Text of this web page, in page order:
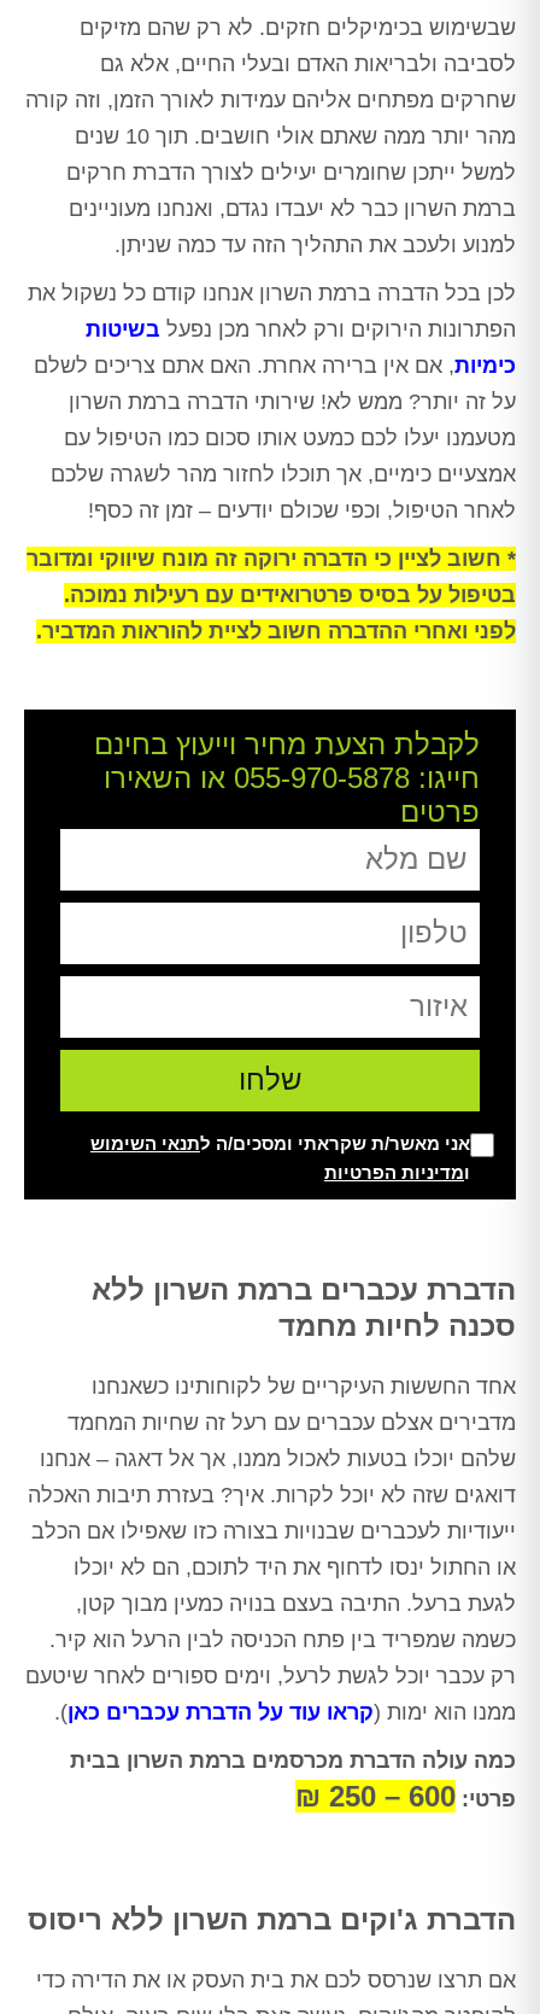
שבשימוש בכימיקלים חזקים. לא רק שהם מזיקים
לסביבה ולבריאות האדם ובעלי החיים, אלא גם
שחרקים מפתחים אליהם עמידות לאורך הזמן, וזה קורה
מהר יותר ממה שאתם אולי חושבים. תוך 10 שנים
למשל ייתכן שחומרים יעילים לצורך הדברת חרקים
ברמת השרון כבר לא יעבדו נגדם, ואנחנו מעוניינים
למנוע ולעכב את התהליך הזה עד כמה שניתן.
לכן בכל הדברה ברמת השרון אנחנו קודם כל נשקול את
הפתרונות הירוקים ורק לאחר מכן נפעל בשיטות
כימיות, אם אין ברירה אחרת. האם אתם צריכים לשלם
על זה יותר? ממש לא! שירותי הדברה ברמת השרון
מטעמנו יעלו לכם כמעט אותו סכום כמו הטיפול עם
אמצעיים כימיים, אך תוכלו לחזור מהר לשגרה שלכם
לאחר הטיפול, וכפי שכולם יודעים – זמן זה כסף!
* חשוב לציין כי הדברה ירוקה זה מונח שיווקי ומדובר
בטיפול על בסיס פרטרואידים עם רעילות נמוכה.
לפני ואחרי ההדברה חשוב לציית להוראות המדביר.
לקבלת הצעת מחיר וייעוץ בחינם
חייגו: 055-970-5878 או השאירו
פרטים
אני מאשר/ת שקראתי ומסכים/ה לתנאי השימוש
ומדיניות הפרטיות
הדברת עכברים ברמת השרון ללא
סכנה לחיות מחמד
אחד החששות העיקריים של לקוחותינו כשאנחנו
מדבירים אצלם עכברים עם רעל זה שחיות המחמד
שלהם יוכלו בטעות לאכול ממנו, אך אל דאגה – אנחנו
דואגים שזה לא יוכל לקרות. איך? בעזרת תיבות האכלה
ייעודיות לעכברים שבנויות בצורה כזו שאפילו אם הכלב
או החתול ינסו לדחוף את היד לתוכם, הם לא יוכלו
לגעת ברעל. התיבה בעצם בנויה כמעין מבוך קטן,
כשמה שמפריד בין פתח הכניסה לבין הרעל הוא קיר.
רק עכבר יוכל לגשת לרעל, וימים ספורים לאחר שיטעם
ממנו הוא ימות (קראו עוד על הדברת עכברים כאן).
כמה עולה הדברת מכרסמים ברמת השרון בבית
פרטי: 600 – 250 ₪
הדברת ג'וקים ברמת השרון ללא ריסוס
אם תרצו שנרסס לכם את בית העסק או את הדירה כדי